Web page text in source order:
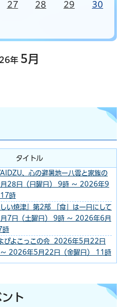
27 28 29 30
年 5月
タイトル
、心の避暑地ー八雲と家族の
28日（日曜日） 9時 ～ 2026年9
17時
しい焼津』第2部 「食」は一日にして
7日（土曜日） 9時 ～ 2026年6月
時
ぴよこっこの会 2026年5月22日
～ 2026年5月22日（金曜日） 11時
ト